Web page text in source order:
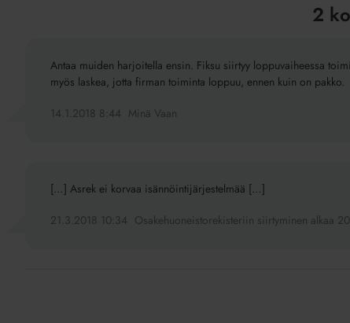
2
Antaa muiden harjoitella ensin. Fiksu siirtyy loppuvaiheessa
myös laskea, jotta firman toiminta loppuu, ennen kuin on pakko.
14.1.2018 8:44 Minä Vaan
[…] Asrek ei korvaa isännöintijärjestelmää […]
21.3.2018 10:34 Osakehuoneistorekisteriin siirtyminen alkaa